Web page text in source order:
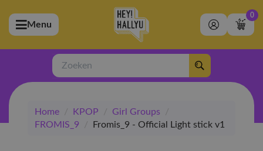
(Artiesten)
(Merchandise)
(Exclusive)
(Winkel)
Menu
0
Zoeken
Home / KPOP / Girl Groups
/
FROMIS_9
/ Fromis_9 - Official Light stick v1